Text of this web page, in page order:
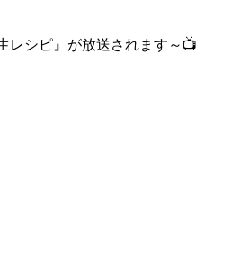
レシピ』が放送されます～📺